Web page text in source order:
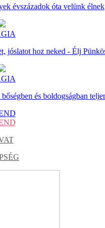
évszázadok óta velünk élnek
jóslatot hoz neked - Élj
és boldogságban